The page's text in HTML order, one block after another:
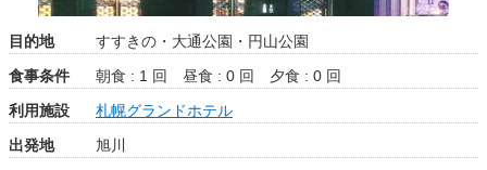
目的地
すすきの・大通公園・円山公園
食事条件
朝食 : 1 回 昼食 : 0 回
夕食 : 0 回
利用施設
札幌グランドホテル
出発地
旭川